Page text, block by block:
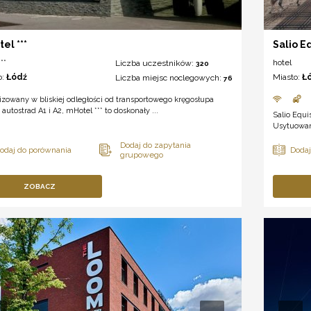
***
Łódź
Liczba uczestników:320
Liczba miejsc noclegowych:76
w bliskiej odległości od transportowego kręgosłupa
autostrad A1 i A2, mHotel *** to doskonały ...
ZOBACZ
Salio
hotel
Miasto:
Salio